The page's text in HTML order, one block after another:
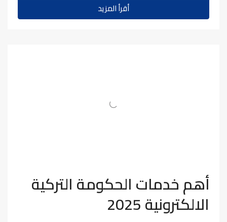
أقرأ المزيد
أهم خدمات الحكومة التركية
الالكترونية 2025